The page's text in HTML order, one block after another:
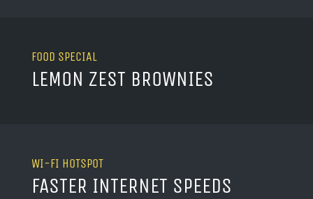
FOOD SPECIAL
LEMON ZEST BROWNIES
WI-FI HOTSPOT
FASTER INTERNET SPEEDS